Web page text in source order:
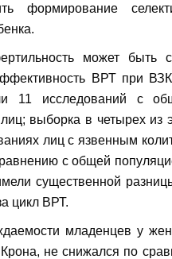
формирование
может
ВРТ при
11 исследований
выборка в четырех из
лиц с язвенным
с общей
существенной
цикл ВРТ.
младенцев у
не снижался по